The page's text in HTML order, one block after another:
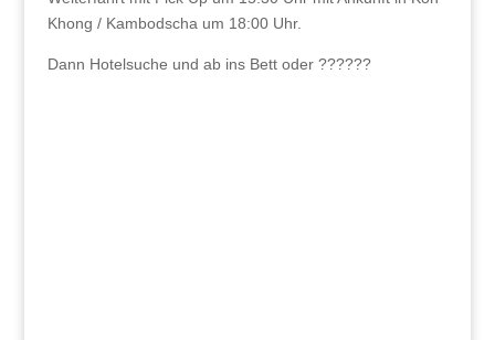
Khong / Kambodscha um 18:00 Uhr.
Dann Hotelsuche und ab ins Bett oder ??????